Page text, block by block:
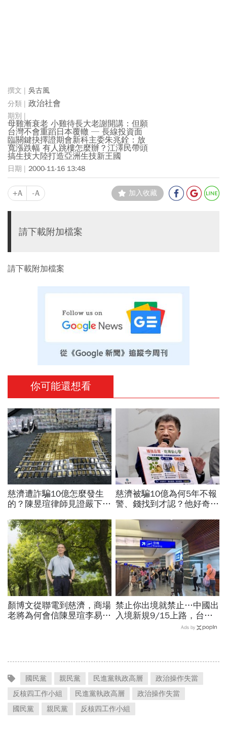
吳古風
政治社會
母雞漸衰老 小雞待長大老謝開講：但願
台灣不會重蹈日本覆轍 ─ 長線投資面
臨關鍵抉擇證期會新科主委朱兆銓：放
寬漲跌幅 有人跳樓怎麼辦？江澤民帶頭
搞生技大陸打造亞洲生技新王國
2000-11-16 13:48
+A -A 加入收藏
請下載附加檔案
請下載附加檔案
你可能還想看
慈濟遭詐騙10億怎麼發生
的？陳昱瑄律師見證嚴下跪
金，洗錢手法曝光…慈濟回
應了
慈濟被騙10億為何5年不報
警、錢找到才認？他好奇：
「擋疫苗」黑鍋只求1件事
顏博文從聯電到慈濟，商場
老將為何會信陳昱瑄李易
禁止你出境就禁止…中國出
入境新規9/15上路，台灣
人小心「有去無回」？4種
Ads by
國民黨 親民黨 民進黨執政高層
政治操作失當
反核四工作小組
民進黨執政高層
政治操作失當
國民黨
親民黨 反核四工作小組